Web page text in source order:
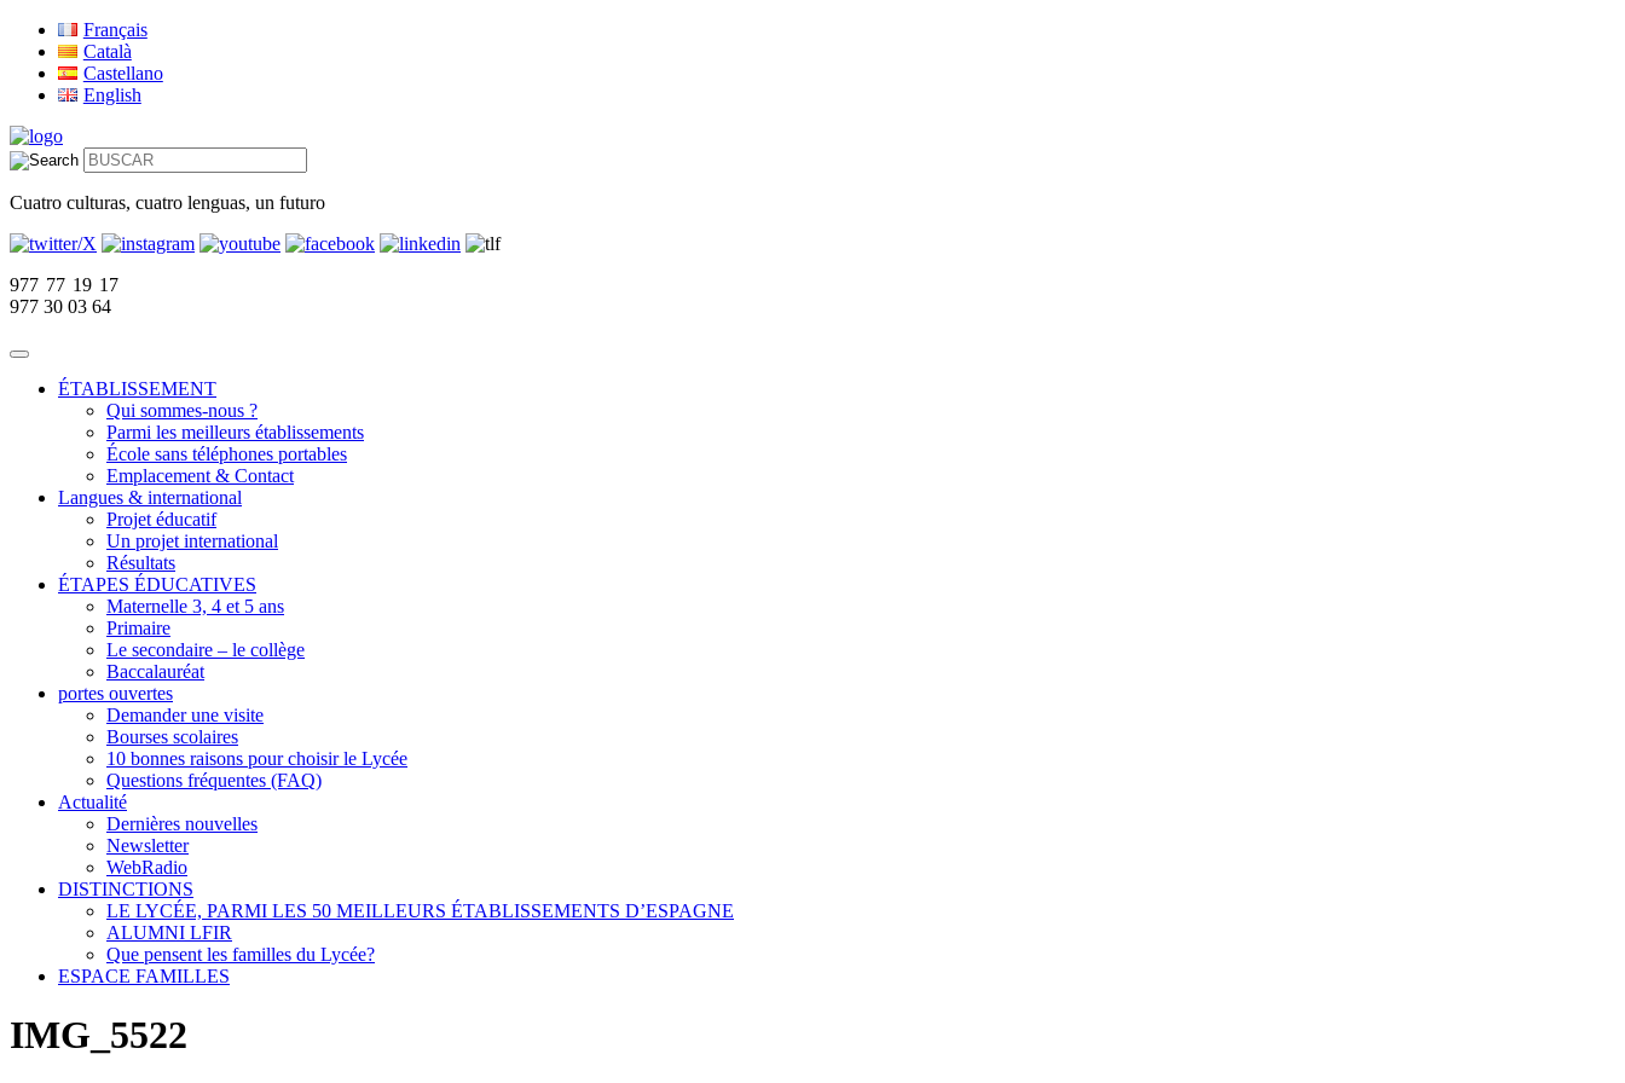
Français
Català
Castellano
English
Cuatro culturas, cuatro lenguas, un futuro
977 77 19 17
977 30 03 64
ÉTABLISSEMENT
Qui sommes-nous ?
Parmi les meilleurs établissements
École sans téléphones portables
Emplacement & Contact
Langues & international
Projet éducatif
Un projet international
Résultats
ÉTAPES ÉDUCATIVES
Maternelle 3, 4 et 5 ans
Primaire
Le secondaire – le collège
Baccalauréat
portes ouvertes
Demander une visite
Bourses scolaires
10 bonnes raisons pour choisir le Lycée
Questions fréquentes (FAQ)
Actualité
Dernières nouvelles
Newsletter
WebRadio
DISTINCTIONS
LE LYCÉE, PARMI LES 50 MEILLEURS ÉTABLISSEMENTS D’ESPAGNE
ALUMNI LFIR
Que pensent les familles du Lycée?
ESPACE FAMILLES
IMG_5522